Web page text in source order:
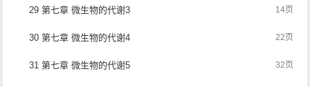
29 第七章 微生物的代谢3 14页
30 第七章 微生物的代谢4 22页
31 第七章 微生物的代谢5 32页